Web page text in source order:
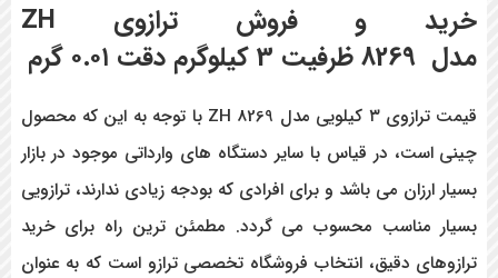
خرید و فروشترازوی
ZH
مدل
ظرفیت 3 کیلوگرم دقت ۰.۰۱ گرم
قیمت ترازوی ۳ کیلویی مدل ZH 8269 با توجه به این که محصول
چینی است، در قیاس با سایر دستگاه های وارداتی موجود در بازار
بسیار ارزان می باشد و برای افرادی که بودجه زیادی ندارند، ترازویی
بسیار مناسب محسوب می گردد. مطمئن ترین راه برای خرید
ترازوهای دقیق، انتخاب فروشگاه تخصصی ترازو است که به عنوان